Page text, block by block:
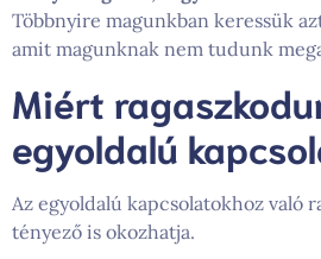
Többnyire magunkban keressük
amit magunknak nem tudunk
Miért
egyoldalú
Az egyoldalú kapcsolatokhoz való
tényező is okozhatja.